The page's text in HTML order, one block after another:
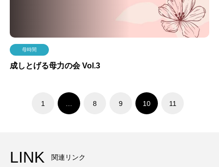
母時間
成しとげる母力の会 Vol.3
1 8 9 10 11
LINK 関連リンク